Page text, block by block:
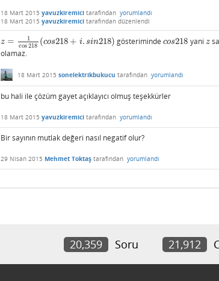
18 Mart 2015 yavuzkiremici tarafından yorumlandı
18 Mart 2015 yavuzkiremici tarafından düzenlendi
z =
1
cos 218 (cos218 + i. sin218)
z=1cos218(cos218+i .si n218) gösterimindecos218
cos218 yani z
z
olamaz.
18 Mart 2015 sonelektrikbukucu tarafından yorumlandı
bu hali ile çözüm gayet açıklayıcı olmuş teşekkürler
18 Mart 2015 yavuzkiremici tarafından yorumlandı
Bir sayının mutlak değeri nasıl negatif olur?
29 Nisan 2015 Mehmet Toktaş tarafından yorumlandı
20,359 Soru 21,912